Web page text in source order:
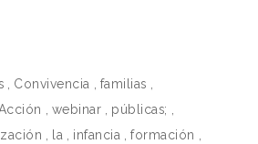
, Convivencia , familias ,
, webinar , públicas; ,
, la , infancia , formación ,